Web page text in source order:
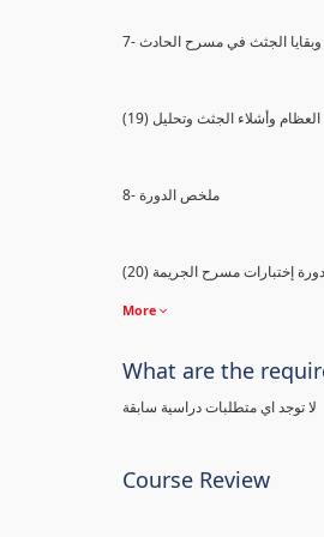
وبقايا الجثث في مسرح الحادث
8- ملخص الدورة
دورة إختبارات مسرح الجريمة
More
What are the
لا توجد اي متطلبات دراسية سابقة
Course Review